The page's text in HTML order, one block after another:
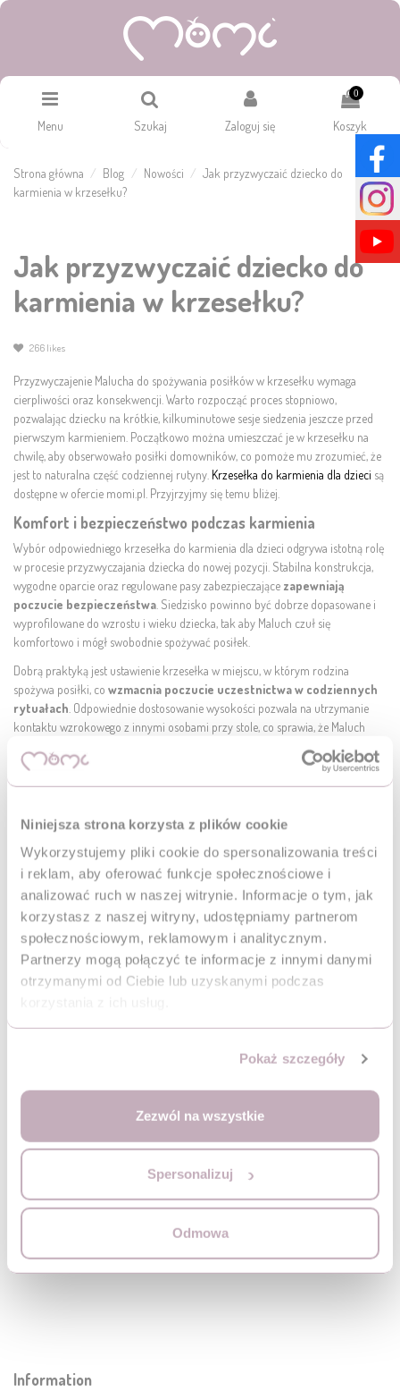
Niniejsza strona korzysta z plików cookie
Wykorzystujemy pliki cookie do spersonalizowania treści
i reklam, aby oferować funkcje społecznościowe i
analizować ruch w naszej witrynie. Informacje o tym, jak
korzystasz z naszej witryny, udostępniamy partnerom
społecznościowym, reklamowym i analitycznym.
Partnerzy mogą połączyć te informacje z innymi danymi
otrzymanymi od Ciebie lub uzyskanymi podczas
Pokaż szczegóły
Zezwól na wszystkie
Spersonalizuj
Odmowa
Menu Szukaj Zaloguj się
0
Koszyk
Strona główna Blog Nowości
Jak przyzwyczaić dziecko do
karmienia w krzesełku?
Jak przyzwyczaić dziecko do
karmienia w krzesełku?
266 likes
Przyzwyczajenie Malucha do spożywania posiłków w krzesełku wymaga
cierpliwości oraz konsekwencji. Warto rozpocząć proces stopniowo,
pozwalając dziecku na krótkie, kilkuminutowe sesje siedzenia jeszcze przed
pierwszym karmieniem. Początkowo można umieszczać je w krzesełku na
chwilę, aby obserwowało posiłki domowników, co pomoże mu zrozumieć, że
jest to naturalna część codziennej rutyny. Krzesełka do karmienia dla dzieci są
dostępne w ofercie momi.pl. Przyjrzyjmy się temu bliżej.
Komfort i bezpieczeństwo podczas karmienia
Wybór odpowiedniego krzesełka do karmienia dla dzieci odgrywa istotną rolę
w procesie przyzwyczajania dziecka do nowej pozycji. Stabilna konstrukcja,
wygodne oparcie oraz regulowane pasy zabezpieczające zapewniają
poczucie bezpieczeństwa . Siedzisko powinno być dobrze dopasowane i
wyprofilowane do wzrostu i wieku dziecka, tak aby Maluch czuł się
komfortowo i mógł swobodnie spożywać posiłek.
Dobrą praktyką jest ustawienie krzesełka w miejscu, w którym rodzina
spożywa posiłki, co wzmacnia poczucie uczestnictwa w codziennych
rytuałach . Odpowiednie dostosowanie wysokości pozwala na utrzymanie
kontaktu wzrokowego z innymi osobami przy stole, co sprawia, że Maluch
czuje się częścią wspólnego spotkania. Warto zwrócić uwagę na stabilność
podłokietników oraz łatwość czyszczenia, co ułatwia utrzymanie porządku i
pozytywnie wpływa na komfort użytkowania.
Jeśli chcemy by dziecko chętnie siadało w krzesełku, warto zadbać o
pozytywne doświadczenia związane z tym miejscem. Samodzielne próby
jedzenia, nawet jeśli początkowo wiążą się z bałaganem,wzmacniają
poczucie niezależności i motywują do dłuższego pozostawania w
siedzisku. Podanie kolorowych naczyń oraz ergonomicznych sztućców
dostosowanych do małych rączek może zwiększyć zainteresowanie posiłkiem
i sprawić, że będzie on dla dziecka ciekawą aktywnością.
Cierpliwość i wyrozumiałość mają kluczowe znaczenie w procesie
buduje pozytywne skojarzenia, które sprawiają, że dziecko chętniej siada w
Share this post
TWITTER FACEBOOK PINTEREST
Information